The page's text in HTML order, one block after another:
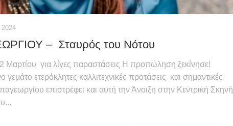
2024
– Σταυρός του Νότου
για λίγες παραστάσεις Η προπώληση ξεκίνησε!
ετερόκλητες καλλιτεχνικές προτάσεις και σημαντικές
επιστρέφει και αυτή την Άνοιξη στην Κεντρική Σκηνή